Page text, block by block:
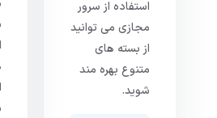
استفاده از سرور
مجازی می توانید
از بسته های
متنوع بهره مند
شوید.